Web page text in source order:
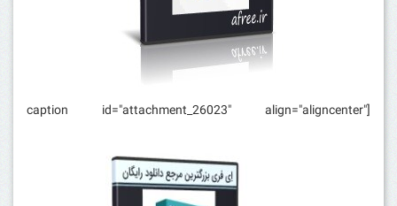
[caption id="attachment_26023" align="aligncenter"